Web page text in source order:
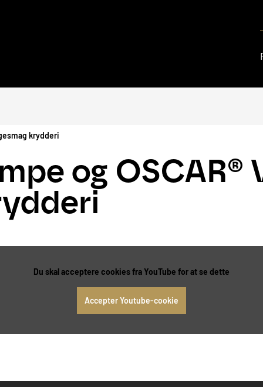
krydderi
og OSCAR®
Du skal acceptere cookies fra YouTube for at se dette
Accepter Youtube-cookie